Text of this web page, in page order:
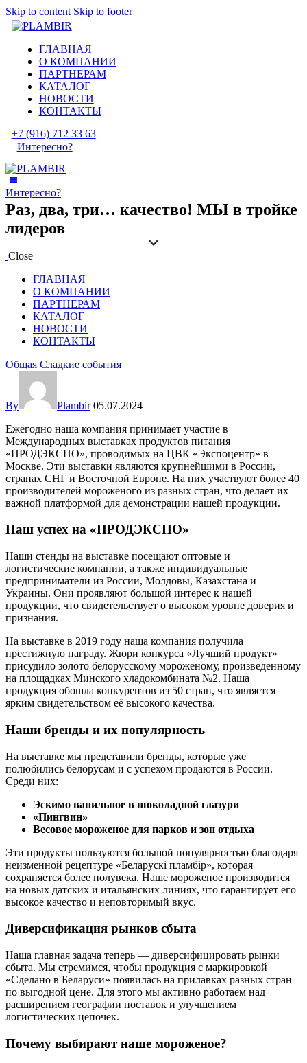
Skip to content Skip to footer
ГЛАВНАЯ
О КОМПАНИИ
ПАРТНЕРАМ
КАТАЛОГ
НОВОСТИ
КОНТАКТЫ
+7 (916) 712 33 63
Интересно?
Интересно?
Раз, два, три… качество! МЫ в тройке
лидеров
Close
ГЛАВНАЯ
О КОМПАНИИ
ПАРТНЕРАМ
КАТАЛОГ
НОВОСТИ
КОНТАКТЫ
Общая Сладкие события
By Plambir 05.07.2024
Ежегодно наша компания принимает участие в
Международных выставках продуктов питания
«ПРОДЭКСПО», проводимых на ЦВК «Экспоцентр» в
Москве. Эти выставки являются крупнейшими в России,
странах СНГ и Восточной Европе. На них участвуют более 40
производителей мороженого из разных стран, что делает их
важной платформой для демонстрации нашей продукции.
Наш успех на «ПРОДЭКСПО»
Наши стенды на выставке посещают оптовые и
логистические компании, а также индивидуальные
предприниматели из России, Молдовы, Казахстана и
Украины. Они проявляют большой интерес к нашей
продукции, что свидетельствует о высоком уровне доверия и
признания.
На выставке в 2019 году наша компания получила
престижную награду. Жюри конкурса «Лучший продукт»
присудило золото белорусскому мороженому, произведенному
на площадках Минского хладокомбината №2. Наша
продукция обошла конкурентов из 50 стран, что является
ярким свидетельством её высокого качества.
Наши бренды и их популярность
На выставке мы представили бренды, которые уже
полюбились белорусам и с успехом продаются в России.
Среди них:
Эскимо ванильное в шоколадной глазури
«Пингвин»
Весовое мороженое для парков и зон отдыха
Эти продукты пользуются большой популярностью благодаря
неизменной рецептуре «Беларускi пламбiр», которая
сохраняется более полувека. Наше мороженое производится
на новых датских и итальянских линиях, что гарантирует его
высокое качество и неповторимый вкус.
Диверсификация рынков сбыта
Наша главная задача теперь — диверсифицировать рынки
сбыта. Мы стремимся, чтобы продукция с маркировкой
«Сделано в Беларуси» появилась на прилавках разных стран
по выгодной цене. Для этого мы активно работаем над
расширением географии поставок и улучшением
логистических цепочек.
Почему выбирают наше мороженое?